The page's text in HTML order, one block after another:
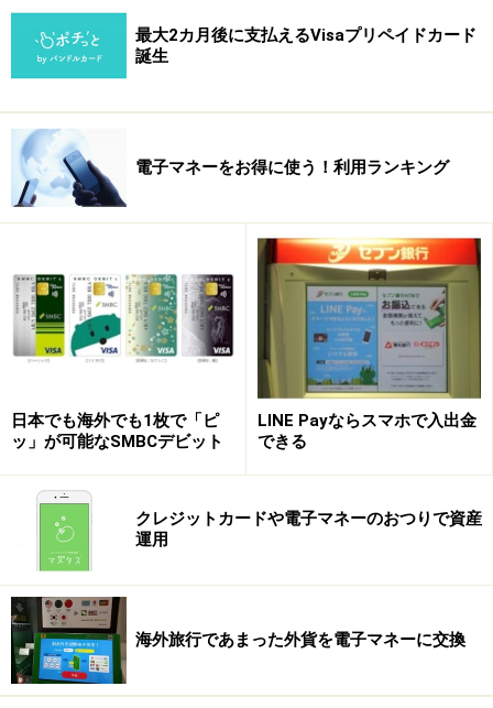
残高補償サービスを受けられ、無期限にカ
ードが利用できる
また、「My STARBUCKS」会員専用サイト上で、スター
バックス カードの残高を、登録している別のカードに移
行できるようになりました。加えて、利用中のスターバ
ックス カードを紛失した場合、残高を補償するサービス
も行っています。
有効期限が撤廃されたことも大きなメリットです。従来
最大2カ月後に支払えるVisaプリペイドカード
誕生
電子マネーをお得に使う！利用ランキング
日本でも海外でも1枚で「ピ
ッ」が可能なSMBCデビット
LINE Payならスマホで入出金
できる
クレジットカードや電子マネーのおつりで資産
運用
海外旅行であまった外貨を電子マネーに交換